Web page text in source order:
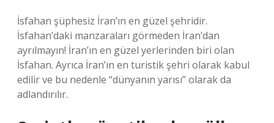
İsfahan şüphesiz İran’ın en güzel şehridir.
İsfahan’daki manzaraları görmeden İran’dan
ayrılmayın! İran’ın en güzel yerlerinden biri olan
İsfahan. Ayrıca İran’ın en turistik şehri olarak kabul
edilir ve bu nedenle “dünyanın yarısı” olarak da
adlandırılır.